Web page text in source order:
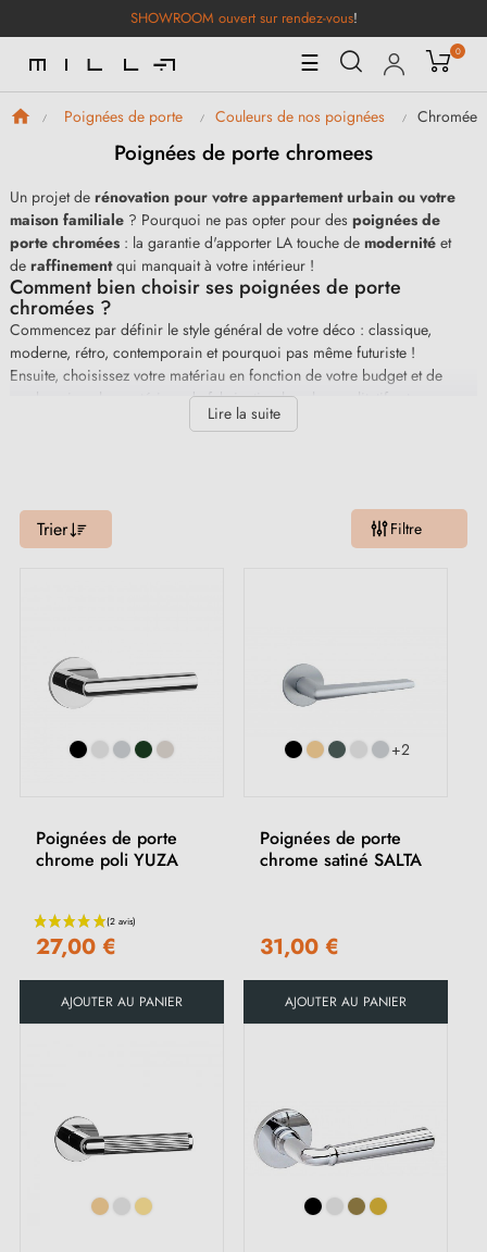
SHOWROOM ouvert sur rendez-vous!
Basculer
la
navigation
☰ 0
Poignées de porte Couleurs de nos poignées Chromées
Poignées de porte chromees
Un projet de rénovation pour votre appartement urbain ou votre
maison familiale ? Pourquoi ne pas opter pour des poignées de
porte chromées : la garantie d'apporter LA touche de modernité et
de raffinementqui manquait à votre intérieur !
Comment bien choisir ses poignées de porte
chromées ?
Commencez par définir le style général de votre déco : classique,
moderne, rétro, contemporain et pourquoi pas même futuriste !
Ensuite, choisissez votre matériau en fonction de votre budget et de
vos besoins : les matériaux de fabrication les plus qualitatifs et
les poignées en laiton, puis en
Lire la suite
Trier Filtre
Poignées de porte
chrome poli YUZA
27,00 €
AJOUTER AU PANIER
+2
Poignées de porte
chrome satiné SALTA
31,00 €
AJOUTER AU PANIER